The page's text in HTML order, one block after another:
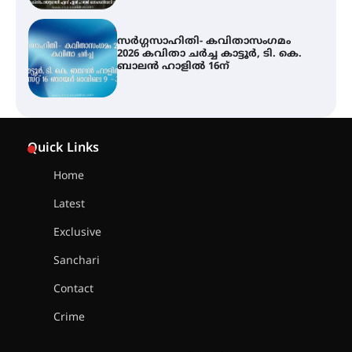
ശക്തമായ മഴ തുടരുന്നു – തൃശൂർ
ജില്ലയിൽ എല്ലാ വിദ്യാഭ്യാസ
സ്ഥാപനങ്ങൾക്കും ശനിയാഴ്ച
അവധി
Quick Links
Home
Latest
Exclusive
Sanchari
Contact
Crime